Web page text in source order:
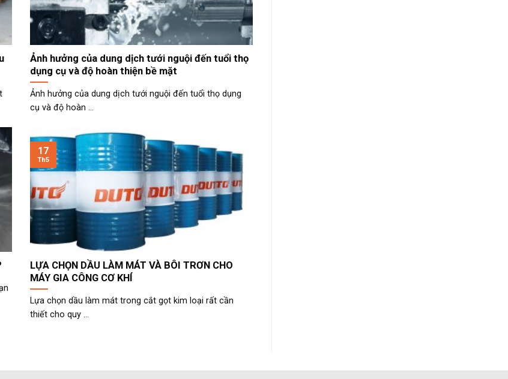
Ảnh hưởng của dung dịch tưới nguội đến tuổi thọ
dụng cụ và độ hoàn thiện bề mặt
Ảnh hưởng của dung dịch tưới nguội đến tuổi thọ dụng
cụ và độ hoàn ...
LỰA CHỌN DẦU LÀM MÁT VÀ BÔI TRƠN CHO
MÁY GIA CÔNG CƠ KHÍ
Lựa chọn dầu làm mát trong cắt gọt kim loại rất cần
thiết cho quy ...
17
Th5